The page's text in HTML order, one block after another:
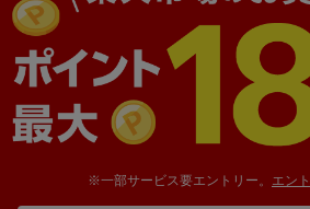
※一部サービス要エントリー。 エン